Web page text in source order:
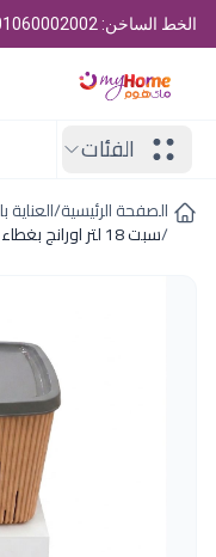
الخط الساخن: 01060002002
الفئات
الصفحة الرئيسية/العناية
/سبت 18 لتر اورانج بغطاء بني هيريفين